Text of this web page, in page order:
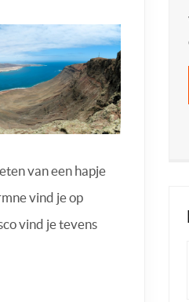
van een hapje
vind je op
vind je tevens